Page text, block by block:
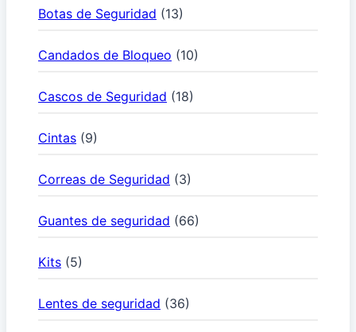
Botas de Seguridad (13)
Candados de Bloqueo (10)
Cascos de Seguridad (18)
Cintas (9)
Correas de Seguridad (3)
Guantes de seguridad (66)
Kits (5)
Lentes de seguridad (36)